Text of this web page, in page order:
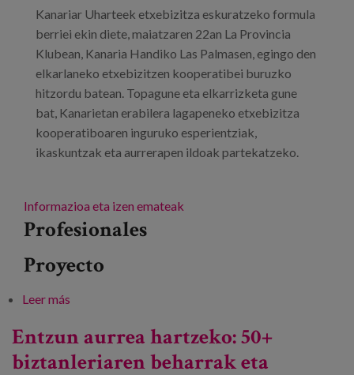
Kanariar Uharteek etxebizitza eskuratzeko formula
berriei ekin diete, maiatzaren 22an La Provincia
Klubean, Kanaria Handiko Las Palmasen, egingo den
elkarlaneko etxebizitzen kooperatibei buruzko
hitzordu batean. Topagune eta elkarrizketa gune
bat, Kanarietan erabilera lagapeneko etxebizitza
kooperatiboaren inguruko esperientziak,
ikaskuntzak eta aurrerapen ildoak partekatzeko.
Informazioa eta izen emateak
Profesionales
Proyecto
Leer más
Entzun aurrea hartzeko: 50+
biztanleriaren beharrak eta